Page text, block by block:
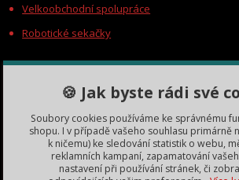
Velkoobchodní spolupráce
Robotické sekačky
KONTAKTY
Zákaznická podpora
+420 735 060 350
(Po-Čt, 8-11, 13-15 hod.)
dobryden@baribalobchod.cz
🍪 Jak byste rádi své
Soubory cookies používáme ke správnému
shopu. I v případě vašeho souhlasu primárně
k ničemu) ke sledování statistik o webu,
reklamních kampaní, zapamatování
nastavení při používání stránek, či